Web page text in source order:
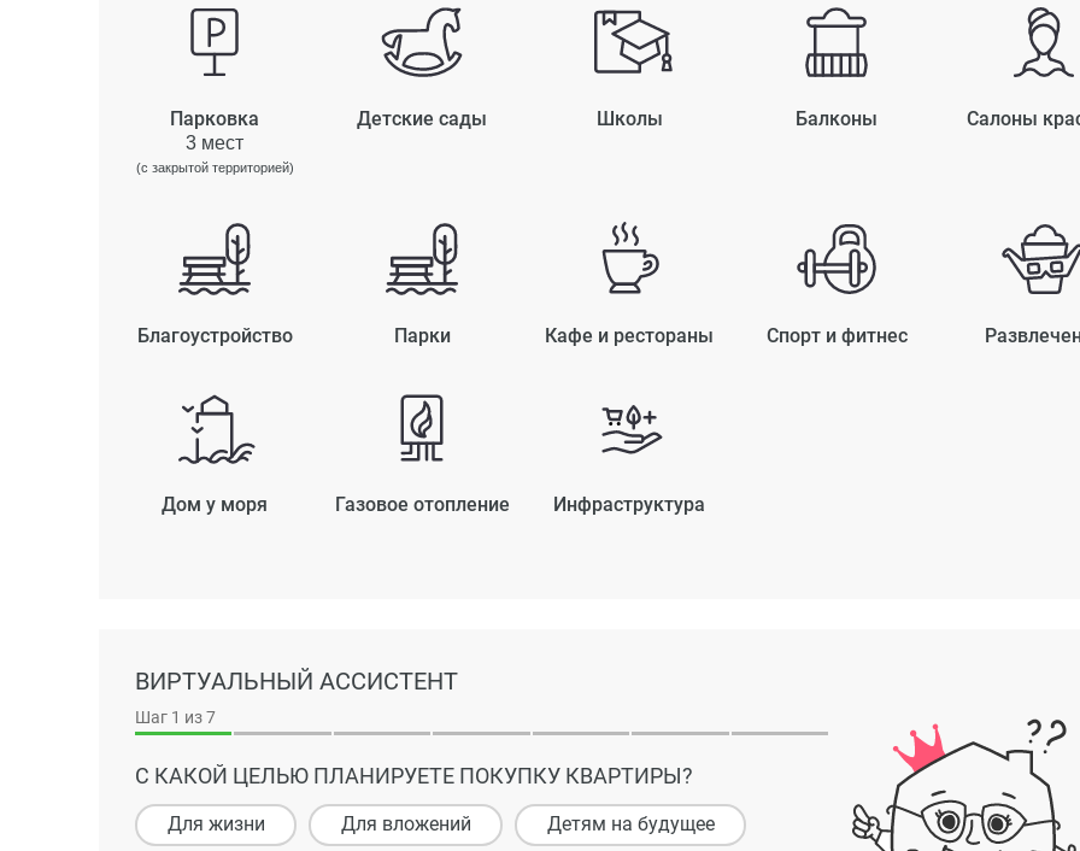
Парковка
3 мест
(с закрытой территорией)
Детские сады Школы Балконы Салоны
Благоустройство Парки Кафе и рестораны Спорт и фитнес
Дом у моря Газовое отопление Инфраструктура
ВИРТУАЛЬНЫЙ АССИСТЕНТ
Шаг 1 из 7
С КАКОЙ ЦЕЛЬЮ ПЛАНИРУЕТЕ ПОКУПКУ КВАРТИРЫ?
Для жизни Для вложений Детям на будущее